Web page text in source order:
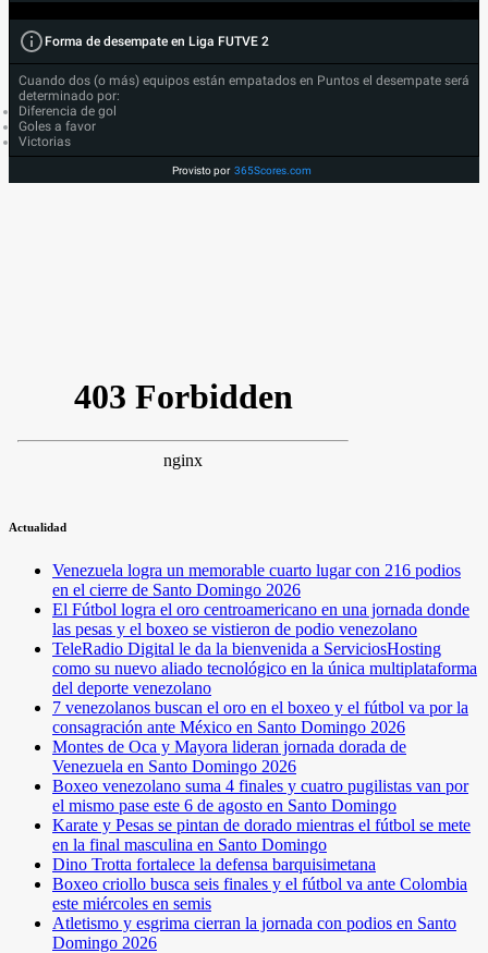
Forma de desempate en Liga FUTVE 2
Cuando dos (o más) equipos están empatados en Puntos el desempate será
determinado por:
Diferencia de gol
Goles a favor
Victorias
Provisto por 365Scores.com
Actualidad
Venezuela logra un memorable cuarto lugar con 216 podios
en el cierre de Santo Domingo 2026
El Fútbol logra el oro centroamericano en una jornada donde
las pesas y el boxeo se vistieron de podio venezolano
TeleRadio Digital le da la bienvenida a ServiciosHosting
como su nuevo aliado tecnológico en la única multiplataforma
del deporte venezolano
7 venezolanos buscan el oro en el boxeo y el fútbol va por la
consagración ante México en Santo Domingo 2026
Montes de Oca y Mayora lideran jornada dorada de
Venezuela en Santo Domingo 2026
Boxeo venezolano suma 4 finales y cuatro pugilistas van por
el mismo pase este 6 de agosto en Santo Domingo
Karate y Pesas se pintan de dorado mientras el fútbol se mete
en la final masculina en Santo Domingo
Dino Trotta fortalece la defensa barquisimetana
Boxeo criollo busca seis finales y el fútbol va ante Colombia
este miércoles en semis
Atletismo y esgrima cierran la jornada con podios en Santo
Domingo 2026